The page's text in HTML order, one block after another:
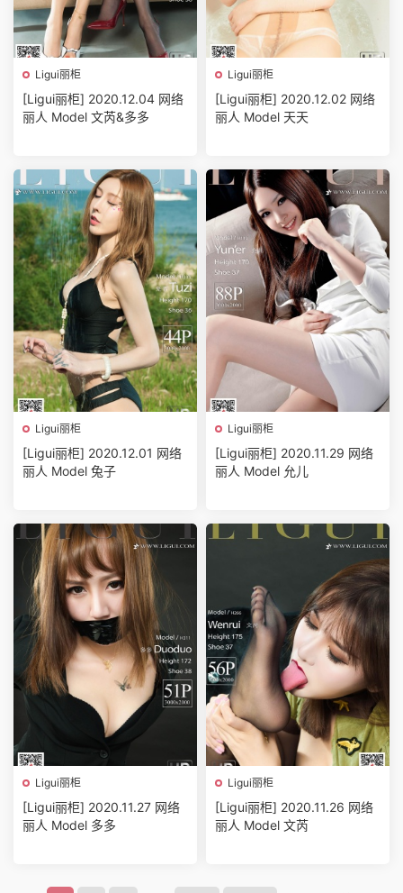
Ligui丽柜
[Ligui丽柜] 2020.12.04 网络
丽人 Model 文芮&多多
Ligui丽柜
[Ligui丽柜] 2020.12.02 网络
丽人 Model 天天
Ligui丽柜
[Ligui丽柜] 2020.12.01 网络
丽人 Model 兔子
Ligui丽柜
[Ligui丽柜] 2020.11.29 网络
丽人 Model 允儿
Ligui丽柜
[Ligui丽柜] 2020.11.27 网络
丽人 Model 多多
Ligui丽柜
[Ligui丽柜] 2020.11.26 网络
丽人 Model 文芮